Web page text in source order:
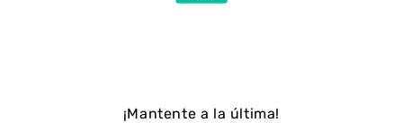
¡Mantente a la última!